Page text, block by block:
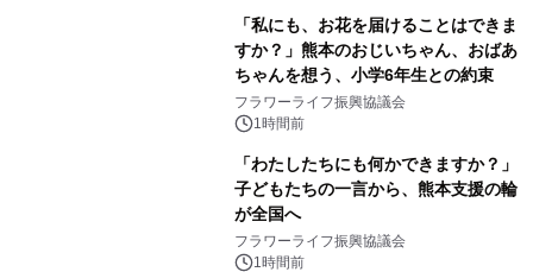
「私にも、お花を届けることはできま
すか？」熊本のおじいちゃん、おばあ
ちゃんを想う、小学6年生との約束
フラワーライフ振興協議会
1時間前
「わたしたちにも何かできますか？」
子どもたちの一言から、熊本支援の輪
が全国へ
フラワーライフ振興協議会
1時間前